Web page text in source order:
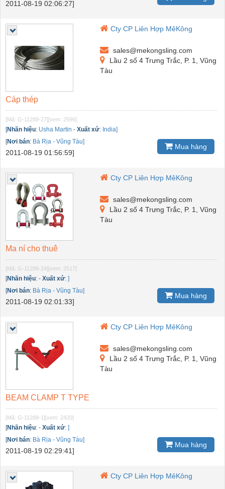
2011-08-19 02:06:27]
Cty CP Liên Hợp MêKông
sales@mekongsling.com
Lầu 2 số 4 Trưng Trắc, P. 1, Vũng
Tàu
Cáp thép
[Mã: G-11288-27][xem: 2596]
[Nhãn hiệu: Usha Martin - Xuất xứ: India]
[Nơi bán: Bà Rịa - Vũng Tàu]
2011-08-19 01:56:59]
Mua hàng
Cty CP Liên Hợp MêKông
sales@mekongsling.com
Lầu 2 số 4 Trưng Trắc, P. 1, Vũng
Tàu
Ma ní cho thuê
[Mã: G-11288-24][xem: 2517]
[Nhãn hiệu: - Xuất xứ: ]
[Nơi bán: Bà Rịa - Vũng Tàu]
2011-08-19 02:01:33]
Mua hàng
Cty CP Liên Hợp MêKông
sales@mekongsling.com
Lầu 2 số 4 Trưng Trắc, P. 1, Vũng
Tàu
BEAM CLAMP T TYPE
[Mã: G-11288-1][xem: 2420]
[Nhãn hiệu: - Xuất xứ: ]
[Nơi bán: Bà Rịa - Vũng Tàu]
2011-08-19 02:29:41]
Mua hàng
Cty CP Liên Hợp MêKông